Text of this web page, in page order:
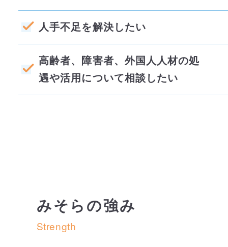
人手不足を解決したい
高齢者、障害者、外国人人材の処
遇や活用について相談したい
みそらの強み
Strength